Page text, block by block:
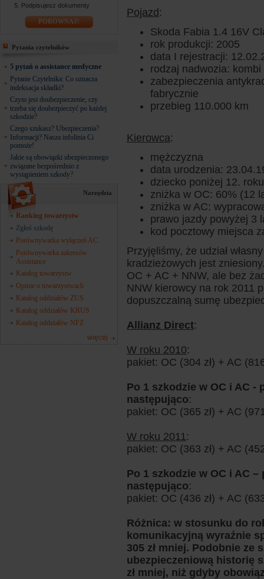
Podpisujesz dokumenty
PORÓWNAJ!
Pytania czytelników
5 pytań o assistance medyczne
Pytanie Czytelnika: Co oznacza
indeksacja składki?
Czym jest doubezpieczenie, czy
trzeba się doubezpieczyć po każdej
szkodzie?
Czego szukasz? Ubezpieczenia?
Informacji? Nasza infolinia Ci
pomoże!
Jakie są obowiązki ubezpieczonego
związane bezpośrednio z
wystąpieniem szkody?
Narzędzia
Ranking towarzystw
Zgłoś szkodę
Porównywarka wyłączeń AC
Porównywarka zakresów
Assistance
Katalog towarzystw
Opinie o towarzystwach
Katalog oddziałów ZUS
Katalog oddziałów KRUS
Katalog oddziałów NFZ
więcej
Pojazd :
Skoda Fabia 1.4 16V
rok produkcji: 2005
data I rejestracji:
rodzaj nadwozia: kombi
zabezpieczenia
fabrycznie
przebieg 110.000 km
Kierowca:
mężczyzna
data urodzenia:
dziecko poniżej 12.
zniżka w OC: 60% (12
zniżka w AC:
prawo jazdy powyżej 3
kod pocztowy miejsca
Przyjęliśmy, że udział
kradzieżowych jest
OC + AC + NNW, ale bez
NNW kierowcy na rok 2011
dopuszczalną sumę
Allianz Direct:
W roku 2010:
pakiet: OC (304 zł) + AC
Po 1 szkodzie w OC i AC -
następująco:
pakiet: OC (365 zł) + AC
W roku 2011:
pakiet: OC (363 zł) + AC
Po 1 szkodzie w OC i AC
następująco:
pakiet: OC (436 zł) + AC
Różnica: w stosunku do
komunikacyjną wyraźnie
305 zł mniej. Podobnie ze
ubezpieczeniową historię
zł mniej, niż gdyby